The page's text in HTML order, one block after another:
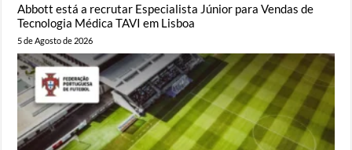
Abbott está a recrutar Especialista Júnior para Vendas de
Tecnologia Médica TAVI em Lisboa
5 de Agosto de 2026